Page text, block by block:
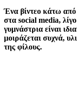
Ένα βίντεο κάτω
στα social media,
γυμνάστρια είναι
μοιράζεται συχνά,
της φίλους.